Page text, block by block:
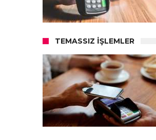
TEMASSIZ İŞLEMLER